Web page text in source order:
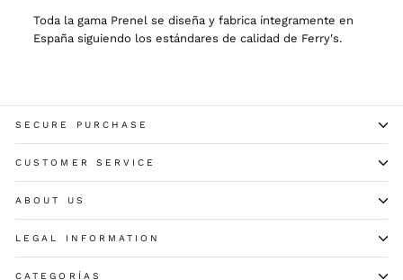
Toda la gama Prenel se diseña y fabrica íntegramente en
España siguiendo los estándares de calidad de Ferry's.
SECURE PURCHASE
CUSTOMER SERVICE
ABOUT US
LEGAL INFORMATION
CATEGORÍAS